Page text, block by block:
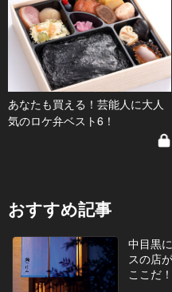
あなたも買える！芸能人に大人
気のロケ弁ベスト6！
おすすめ記事
中目黒
スの店
ここだ！